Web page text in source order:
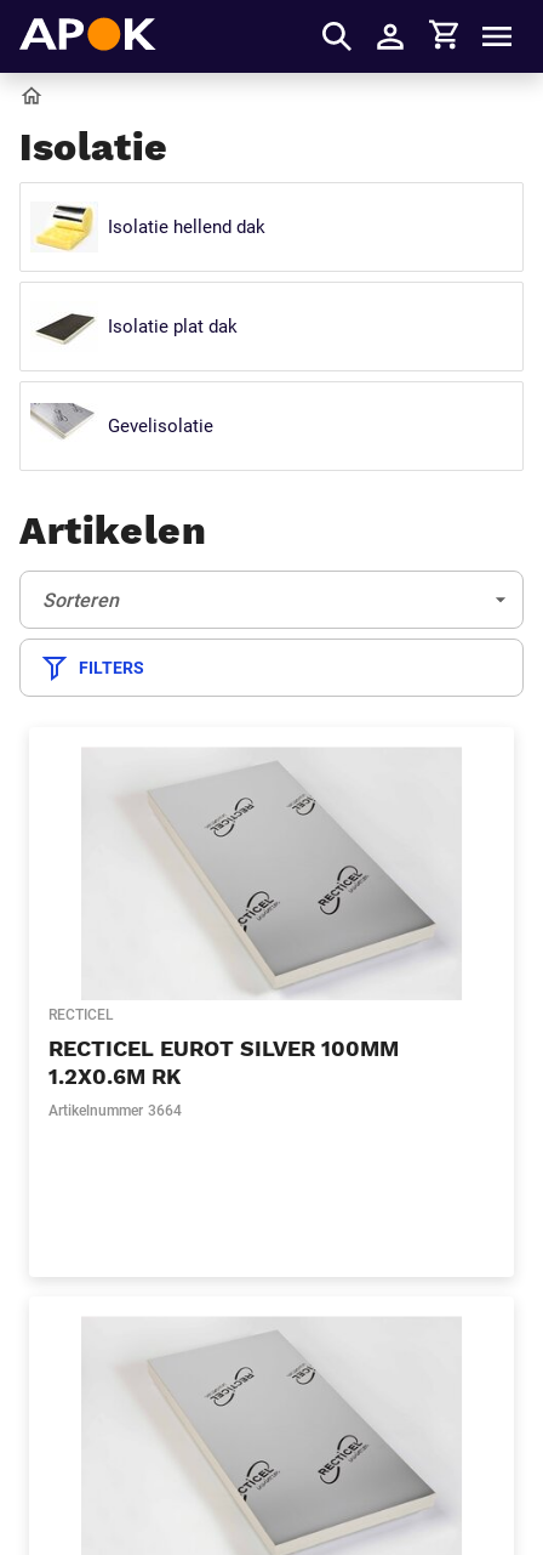
Inloggen
Winkelmandje
Isolatie
Isolatie hellend dak
Isolatie plat dak
Gevelisolatie
Artikelen
Sorteren:
Sorteren
FILTERS
RECTICEL
RECTICEL EUROT SILVER 100MM
1.2X0.6M RK
Artikelnummer 3664